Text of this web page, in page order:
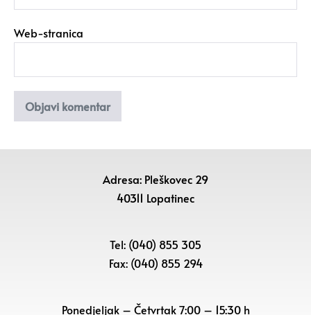
Web-stranica
Adresa: Pleškovec 29
40311 Lopatinec
Tel: (040) 855 305
Fax: (040) 855 294
Ponedjeljak – Četvrtak 7:00 – 15:30 h